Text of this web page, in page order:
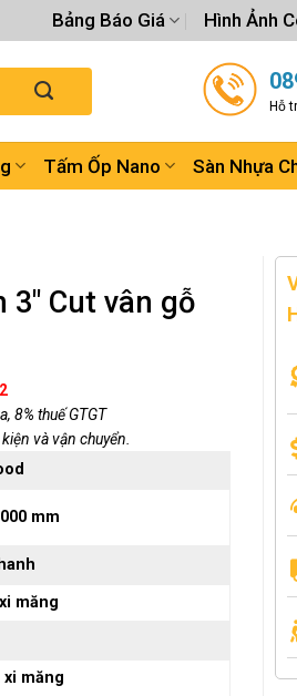
Bảng Báo Giá Hình Ảnh
Hỗ
Tấm Ốp Nano Sàn Nhựa
3″ Cut vân gỗ
8% thuế GTGT
và vận chuyển.
mm
măng
xi măng